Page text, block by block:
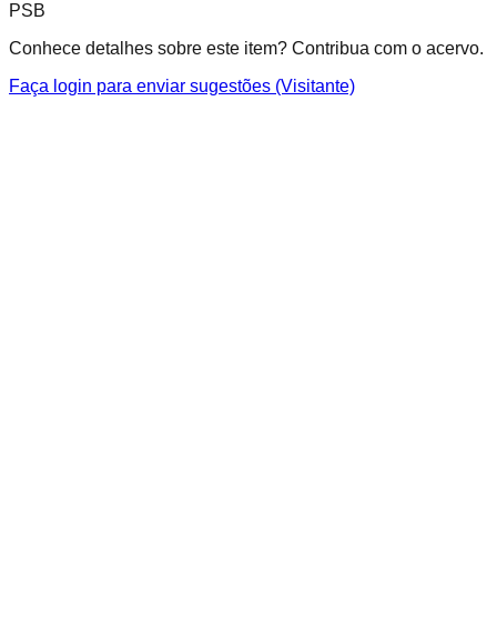
PSB
Conhece detalhes sobre este item? Contribua com o acervo.
Faça login para enviar sugestões (Visitante)